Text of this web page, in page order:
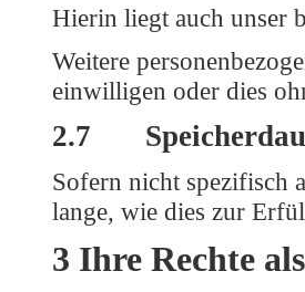
Hierin liegt auch unser
Weitere
einwilligen oder dies
2.7
Sofern nicht spezifisch
lange, wie dies zur
3 Ihre Rechte